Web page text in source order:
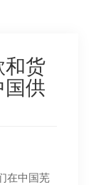
和货
供
在中国芜